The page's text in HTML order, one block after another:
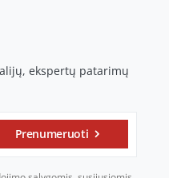
ekspertų patarimų
Prenumeruoti